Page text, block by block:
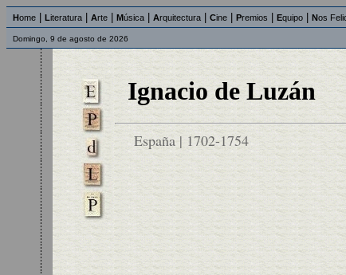
Home Literatura Arte Música Arquitectura Cine Premios Equipo Nos
Domingo, 9 de agosto de 2026
Ignacio de Luzán
España | 1702-1754